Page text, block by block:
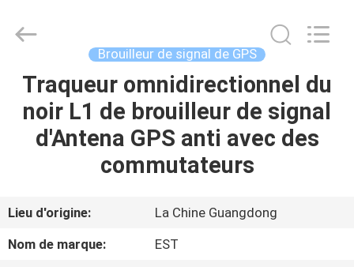
MAISON
DES
PRODUITS
VIDÉOS
EASTLONGE
ELECTRONICS(HK)
Rights
Brouilleur de signal de GPS
Traqueur omnidirectionnel du
noir L1 de brouilleur de signal
d'Antena GPS anti avec des
commutateurs
Lieu d'origine:
La Chine Guangdong
Nom de marque:
EST